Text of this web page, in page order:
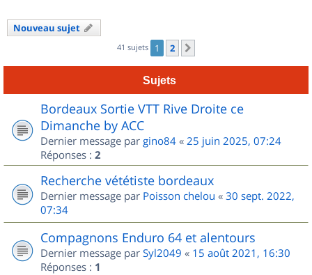
Nouveau sujet
41 sujets 1 2
Sujets
Bordeaux Sortie VTT Rive Droite ce
Dimanche by ACC
Dernier message par gino84 « 25 juin 2025, 07:24
Réponses : 2
Recherche vététiste bordeaux
Dernier message par Poisson chelou « 30 sept. 2022,
07:34
Compagnons Enduro 64 et alentours
Dernier message par Syl2049 « 15 août 2021, 16:30
Réponses : 1